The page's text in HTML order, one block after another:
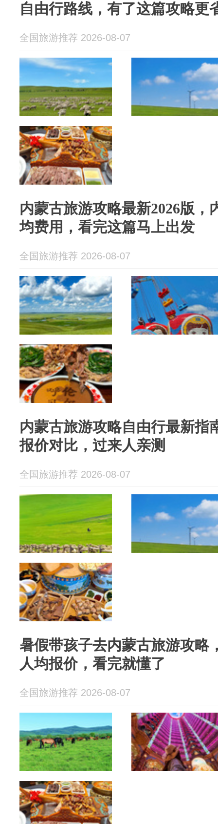
自由行路线，有了这篇攻略更
全国旅游推荐 2026-08-07
内蒙古旅游攻略最新2026版，
均费用，看完这篇马上出发
全国旅游推荐 2026-08-07
内蒙古旅游攻略自由行最新指
报价对比，过来人亲测
全国旅游推荐 2026-08-07
暑假带孩子去内蒙古旅游攻略
人均报价，看完就懂了
全国旅游推荐 2026-08-07